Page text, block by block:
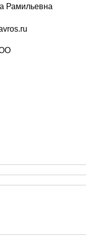
Рамильевна